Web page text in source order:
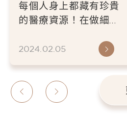
線上諮詢好處停看聽，
與其自己煩惱不妨聽聽
2024.02.01